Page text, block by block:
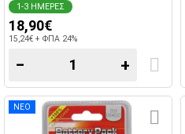
1-3 ΗΜΕΡΕΣ
18,90€
15,24€ + ΦΠΑ 24%
− +
ΝΕΟ